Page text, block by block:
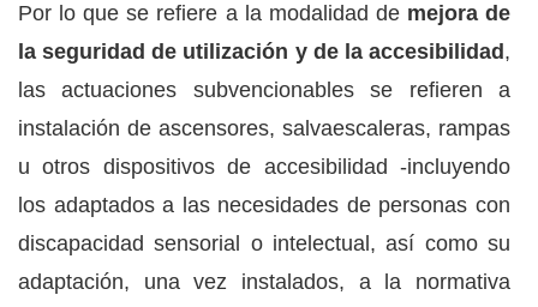
Por lo que se refiere a la modalidad de mejora de
la seguridad de utilización y de la accesibilidad ,
las actuaciones subvencionables se refieren a
instalación de ascensores, salvaescaleras, rampas
u otros dispositivos de accesibilidad -incluyendo
los adaptados a las necesidades de personas con
discapacidad sensorial o intelectual, así como su
adaptación, una vez instalados, a la normativa